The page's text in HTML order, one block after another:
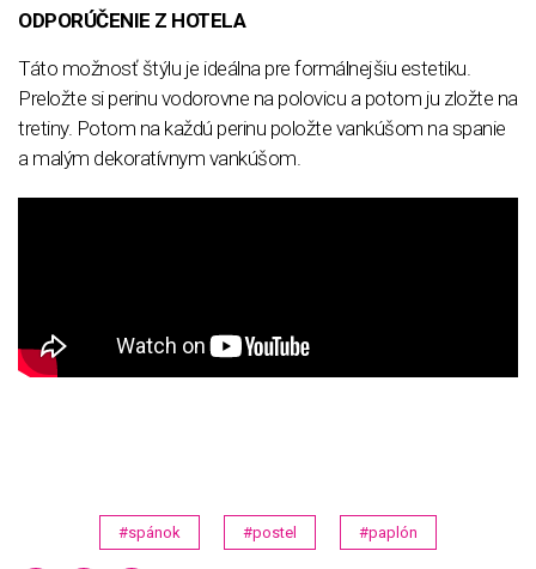
ODPORÚČENIE Z HOTELA
Táto možnosť štýlu je ideálna pre formálnejšiu estetiku.
Preložte si perinu vodorovne na polovicu a potom ju zložte na
tretiny. Potom na každú perinu položte vankúšom na spanie
a malým dekoratívnym vankúšom.
#spánok #postel #paplón